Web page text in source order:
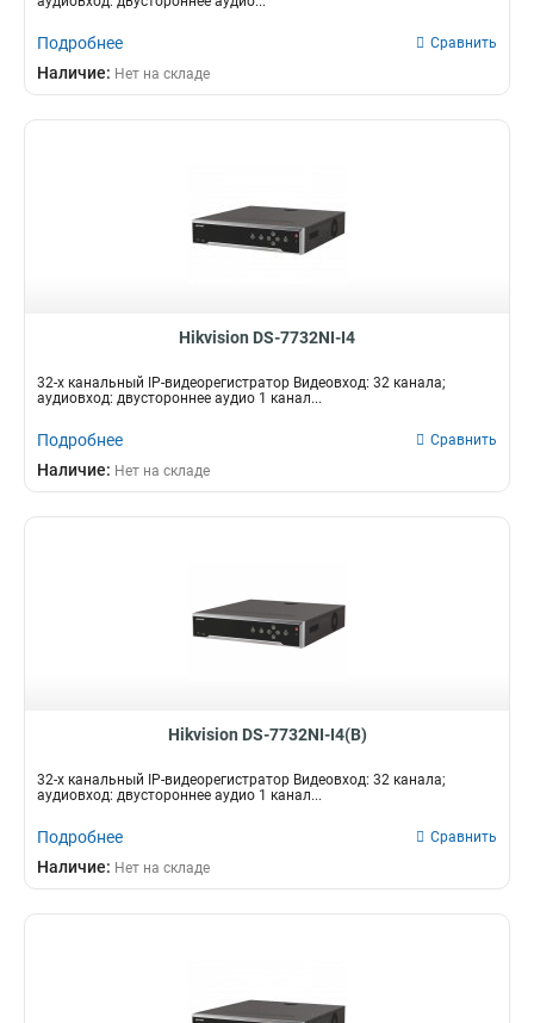
Подробнее Сравнить
Наличие: Нет на складе
Hikvision DS-7732NI-I4
32-х канальный IP-видеорегистратор Видеовход: 32 канала;
аудиовход: двустороннее аудио 1 канал...
Подробнее Сравнить
Наличие: Нет на складе
Hikvision DS-7732NI-I4(B)
32-х канальный IP-видеорегистратор Видеовход: 32 канала;
аудиовход: двустороннее аудио 1 канал...
Подробнее Сравнить
Наличие: Нет на складе